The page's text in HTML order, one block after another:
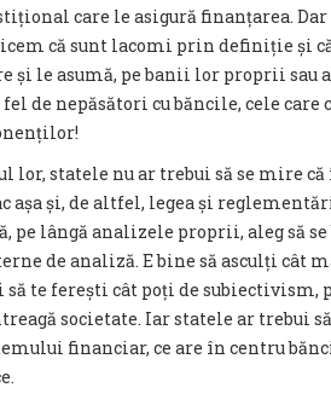
care le asigură finanțarea. Dar
că sunt lacomi prin definiție și
și le asumă, pe banii lor proprii
de nepăsători cu băncile, cele
lor, statele nu ar trebui să se mire
așa și, de altfel, legea și
pe lângă analizele proprii, aleg să
de analiză. E bine să asculți cât
te ferești cât poți de subiectivism,
societate. Iar statele ar trebui
financiar, ce are în centru